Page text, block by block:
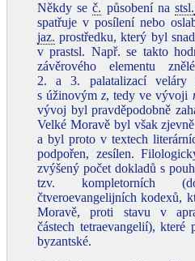
Někdy seč. působení na stsl.
spatřuje v posílení nebo
jaz. prostředku, který byl
v prastsl. Např. se takto
závěrového elementu
2. a 3. palatalizací
s úžinovýmz, tedy ve vývoji
vývoj byl pravděpodobně
Velké Moravě byl však
a byl proto v textech
podpořen, zesílen.
zvýšený počet dokladů s
tzv. kompletorních
čtveroevangelijních kodexů,
Moravě, proti stavu v
částech tetraevangelií), které
byzantské.